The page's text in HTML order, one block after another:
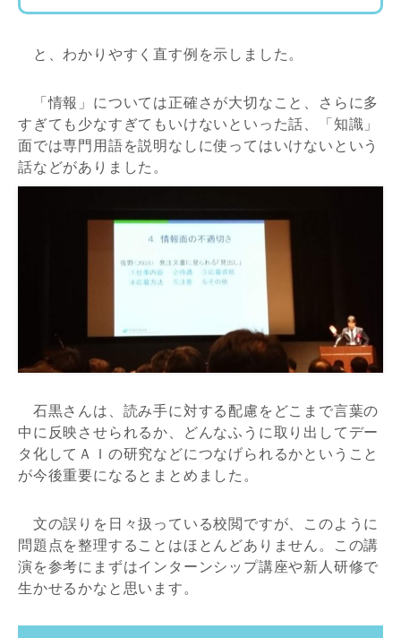
と、わかりやすく直す例を示しました。
「情報」については正確さが大切なこと、さらに多
すぎても少なすぎてもいけないといった話、「知識」
面では専門用語を説明なしに使ってはいけないという
話などがありました。
石黒さんは、読み手に対する配慮をどこまで言葉の
中に反映させられるか、どんなふうに取り出してデー
タ化してＡＩの研究などにつなげられるかということ
が今後重要になるとまとめました。
文の誤りを日々扱っている校閲ですが、このように
問題点を整理することはほとんどありません。この講
演を参考にまずはインターンシップ講座や新人研修で
生かせるかなと思います。